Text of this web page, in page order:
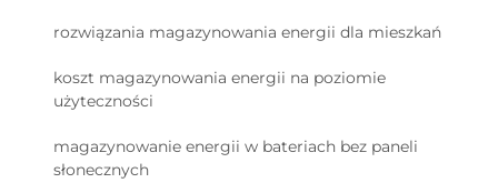
rozwiązania magazynowania energii dla mieszkań
koszt magazynowania energii na poziomie
użyteczności
magazynowanie energii w bateriach bez paneli
słonecznych